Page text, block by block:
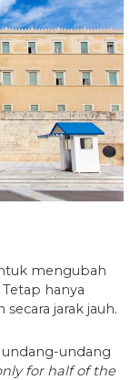
mengubah
hanya
jarak jauh.
undang-undang
for half of the